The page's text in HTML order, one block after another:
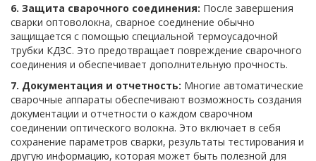
6. Защита сварочного соединения: После завершения
сварки оптоволокна, сварное соединение обычно
защищается с помощью специальной термоусадочной
трубки КДЗС. Это предотвращает повреждение сварочного
соединения и обеспечивает дополнительную прочность.
7. Документация и отчетность: Многие автоматические
сварочные аппараты обеспечивают возможность создания
документации и отчетности о каждом сварочном
соединении оптического волокна. Это включает в себя
сохранение параметров сварки, результаты тестирования и
другую информацию, которая может быть полезной для